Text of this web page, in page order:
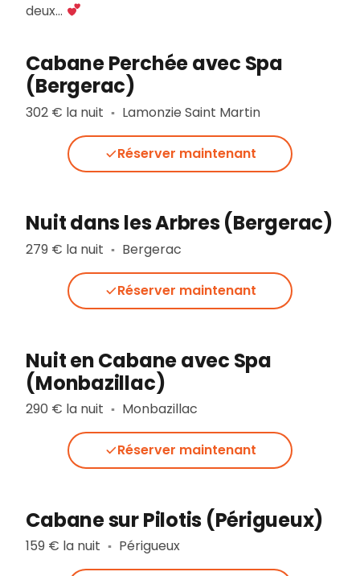
deux…
Cabane Perchée avec Spa
(Bergerac)
302 € la nuit ▪︎ Lamonzie Saint Martin
Réserver maintenant
Nuit dans les Arbres (Bergerac)
279 € la nuit ▪︎ Bergerac
Réserver maintenant
Nuit en Cabane avec Spa
(Monbazillac)
290 € la nuit ▪︎ Monbazillac
Réserver maintenant
Cabane sur Pilotis (Périgueux)
159 € la nuit ▪︎ Périgueux